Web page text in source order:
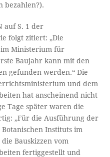
bezahlen?).
auf S. 1 der
folgt zitiert: „Die
im Ministerium für
Baujahr kann mit den
gefunden werden.“ Die
und dem
hat anscheinend nicht
Tage später waren die
„Für die Ausführung der
Instituts im
Bauskizzen vom
fertiggestellt und